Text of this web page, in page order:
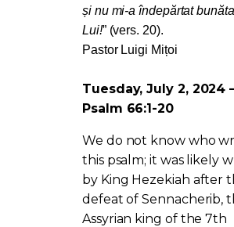
și nu mi-a îndepărtat
Lui!” (vers. 20).
Pastor Luigi Mițoi
Tuesday, July 2, 2024
Psalm 66:1-20
We do not know who
this psalm; it was likely
by King Hezekiah after
defeat of Sennacherib,
Assyrian king of the 7th